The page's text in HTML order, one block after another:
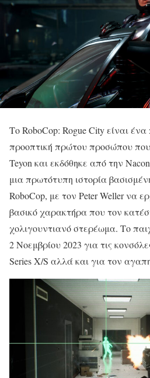
Το RoboCop: Rogue City είναι ένα
προοπτική πρώτου προσώπου
Teyon και εκδόθηκε από την
μια πρωτότυπη ιστορία
RoboCop, με τον Peter Weller να
βασικό χαρακτήρα που τον
χολιγουντιανό στερέωμα. Το
2 Νοεμβρίου 2023 για τις
Series X/S αλλά και για τον